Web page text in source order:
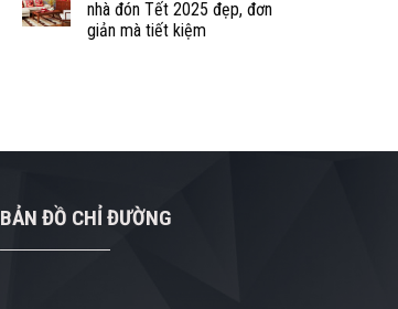
nhà đón Tết 2025 đẹp, đơn
giản mà tiết kiệm
BẢN ĐỒ CHỈ ĐƯỜNG